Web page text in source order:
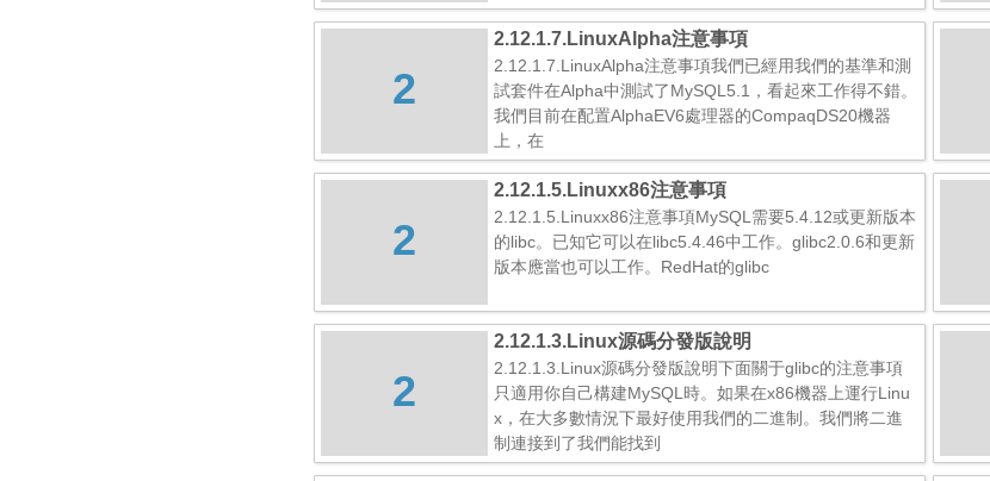
2
2.12.1.7.LinuxAlpha注意事項
2.12.1.7.LinuxAlpha注意事項我們已經用我們的基準和測
試套件在Alpha中測試了MySQL5.1，看起來工作得不錯。
我們目前在配置AlphaEV6處理器的CompaqDS20機器
上，在
2
2.12.1.5.Linuxx86注意事項
2.12.1.5.Linuxx86注意事項MySQL需要5.4.12或更新版本
的libc。已知它可以在libc5.4.46中工作。glibc2.0.6和更新
版本應當也可以工作。RedHat的glibc
2
2.12.1.3.Linux源碼分發版說明
2.12.1.3.Linux源碼分發版說明下面關于glibc的注意事項
只適用你自己構建MySQL時。如果在x86機器上運行Linu
x，在大多數情況下最好使用我們的二進制。我們將二進
制連接到了我們能找到